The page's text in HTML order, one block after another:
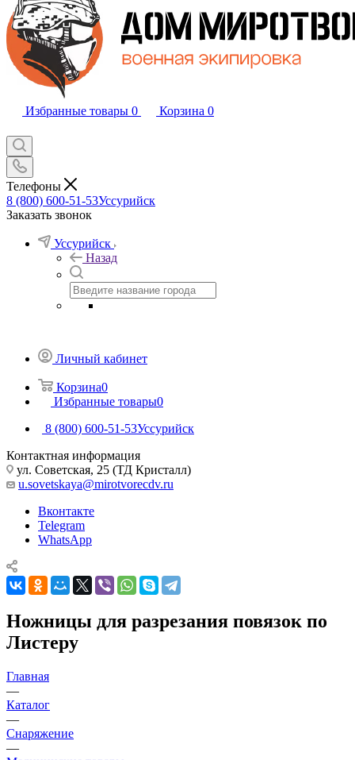
Избранные товары 0 Корзина 0
Телефоны
8 (800) 600-51-53Уссурийск
Заказать звонок
Уссурийск
Назад
Личный кабинет
Корзина0
Избранные товары0
8 (800) 600-51-53Уссурийск
Контактная информация
ул. Советская, 25 (ТД Кристалл)
u.sovetskaya@mirotvorecdv.ru
Вконтакте
Telegram
WhatsApp
Ножницы для разрезания повязок по
Листеру
Главная
—
Каталог
—
Снаряжение
—